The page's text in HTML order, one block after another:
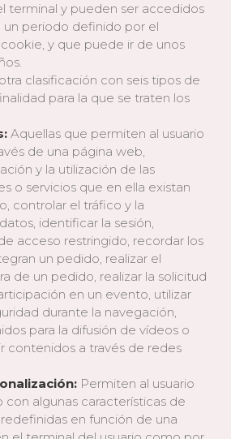
terminal y pueden ser accedidos
un periodo definido por el
y que puede ir de unos
clasificación con seis tipos de
para la que se traten los
Aquellas que permiten al usuario
de una página web,
y la utilización de las
o servicios que en ella existan
controlar el tráfico y la
identificar la sesión,
acceso restringido, recordar los
un pedido, realizar el
de un pedido, realizar la solicitud
en un evento, utilizar
durante la navegación,
para la difusión de vídeos o
contenidos a través de redes
Permiten al usuario
con algunas características de
en función de una